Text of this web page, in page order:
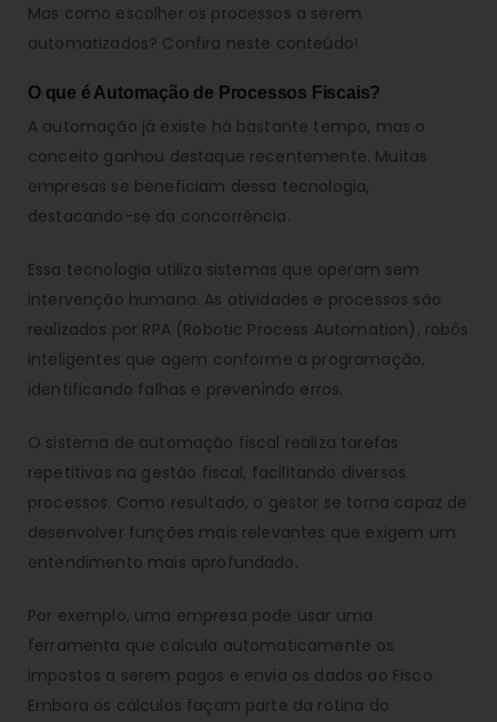
Mas como escolher os processos a serem
automatizados? Confira neste conteúdo!
O que é Automação de Processos Fiscais?
A automação já existe há bastante tempo, mas o
conceito ganhou destaque recentemente. Muitas
empresas se beneficiam dessa tecnologia,
destacando-se da concorrência.
Essa tecnologia utiliza sistemas que operam sem
intervenção humana. As atividades e processos são
realizados por RPA (Robotic Process Automation), robôs
inteligentes que agem conforme a programação,
identificando falhas e prevenindo erros.
O sistema de automação fiscal realiza tarefas
repetitivas na gestão fiscal, facilitando diversos
processos. Como resultado, o gestor se torna capaz de
desenvolver funções mais relevantes que exigem um
entendimento mais aprofundado.
Por exemplo, uma empresa pode usar uma
ferramenta que calcula automaticamente os
impostos a serem pagos e envia os dados ao Fisco.
Embora os cálculos façam parte da rotina do